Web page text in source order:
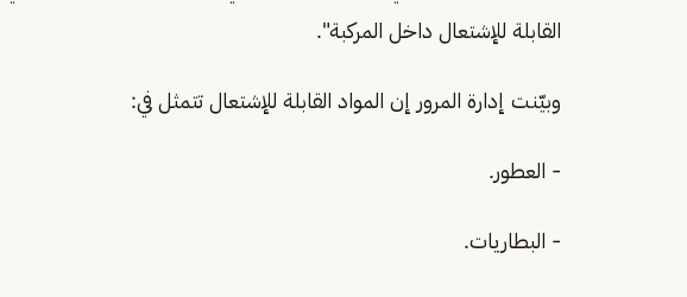
القابلة للإشتعال داخل المركبة".
وبيّنت إدارة المرور إن المواد القابلة للإشتعال تتمثل في:
- العطور.
- البطاريات.